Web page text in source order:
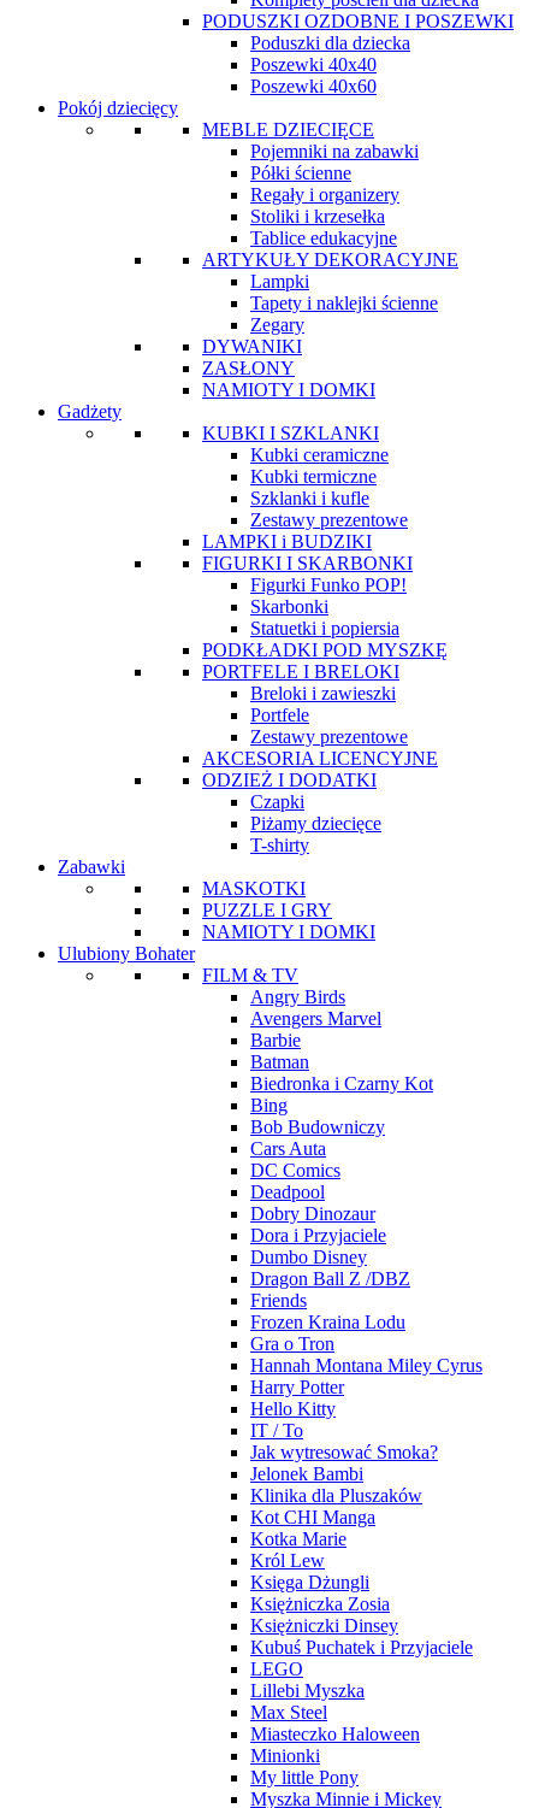
PODUSZKI OZDOBNE I POSZEWKI
Poduszki dla dziecka
Poszewki 40x40
Poszewki 40x60
Pokój dziecięcy
MEBLE DZIECIĘCE
Pojemniki na zabawki
Półki ścienne
Regały i organizery
Stoliki i krzesełka
Tablice edukacyjne
ARTYKUŁY DEKORACYJNE
Lampki
Tapety i naklejki ścienne
Zegary
DYWANIKI
ZASŁONY
NAMIOTY I DOMKI
Gadżety
KUBKI I SZKLANKI
Kubki ceramiczne
Kubki termiczne
Szklanki i kufle
Zestawy prezentowe
LAMPKI i BUDZIKI
FIGURKI I SKARBONKI
Figurki Funko POP!
Skarbonki
Statuetki i popiersia
PODKŁADKI POD MYSZKĘ
PORTFELE I BRELOKI
Breloki i zawieszki
Portfele
Zestawy prezentowe
AKCESORIA LICENCYJNE
ODZIEŻ I DODATKI
Czapki
Piżamy dziecięce
T-shirty
Zabawki
MASKOTKI
PUZZLE I GRY
NAMIOTY I DOMKI
Ulubiony Bohater
FILM & TV
Angry Birds
Avengers Marvel
Barbie
Batman
Biedronka i Czarny Kot
Bing
Bob Budowniczy
Cars Auta
DC Comics
Deadpool
Dobry Dinozaur
Dora i Przyjaciele
Dumbo Disney
Dragon Ball Z /DBZ
Friends
Frozen Kraina Lodu
Gra o Tron
Hannah Montana Miley Cyrus
Harry Potter
Hello Kitty
IT / To
Jak wytresować Smoka?
Jelonek Bambi
Klinika dla Pluszaków
Kot CHI Manga
Kotka Marie
Król Lew
Księga Dżungli
Księżniczka Zosia
Księżniczki Dinsey
Kubuś Puchatek i Przyjaciele
LEGO
Lillebi Myszka
Max Steel
Miasteczko Haloween
Minionki
My little Pony
Myszka Minnie i Mickey